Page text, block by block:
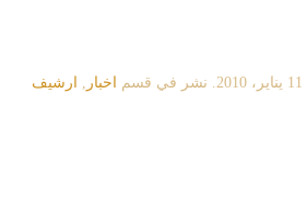
11 يناير، 2010 . نشر في قسم اخبار
ارشيف